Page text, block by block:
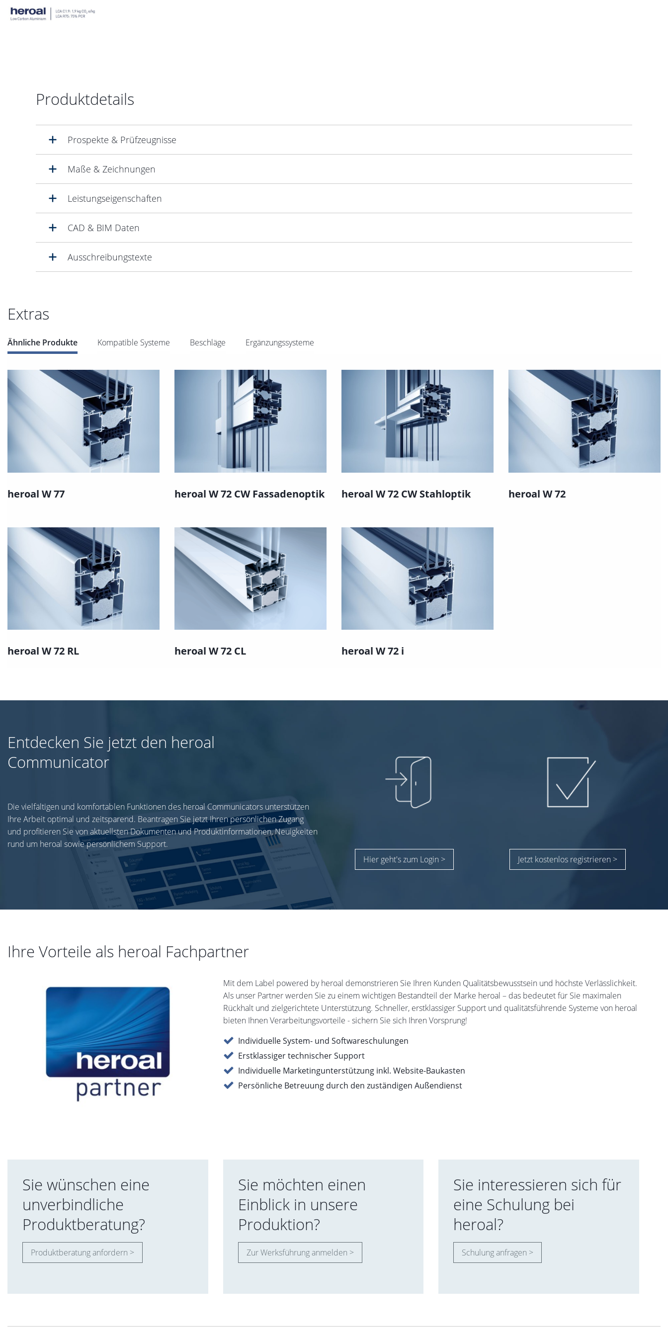
Produktdetails
Prospekte & Prüfzeugnisse
Maße & Zeichnungen
Leistungseigenschaften
CAD & BIM Daten
Ausschreibungstexte
Extras
Ähnliche Produkte Kompatible Systeme Beschläge Ergänzungssysteme
heroal W 77 heroal W 72 CW Fassadenoptik heroal W 72 CW Stahloptik heroal W 72
heroal W 72 RL heroal W 72 CL heroal W 72 i
Entdecken Sie jetzt den heroal
Communicator
Die vielfältigen und komfortablen Funktionen des heroal Communicators unterstützen
Ihre Arbeit optimal und zeitsparend. Beantragen Sie jetzt Ihren persönlichen Zugang
und profitieren Sie von aktuellsten Dokumenten und Produktinformationen, Neuigkeiten
rund um heroal sowie persönlichem Support.
Hier geht's zum Login >
Jetzt kostenlos registrieren >
Ihre Vorteile als heroal Fachpartner
Mit dem Label powered by heroal demonstrieren Sie Ihren Kunden Qualitätsbewusstsein und höchste Verlässlichkeit.
Als unser Partner werden Sie zu einem wichtigen Bestandteil der Marke heroal – das bedeutet für Sie maximalen
Rückhalt und zielgerichtete Unterstützung. Schneller, erstklassiger Support und qualitätsführende Systeme von heroal
bieten Ihnen Verarbeitungsvorteile - sichern Sie sich Ihren Vorsprung!
Individuelle System- und Softwareschulungen
Erstklassiger technischer Support
Individuelle Marketingunterstützung inkl. Website-Baukasten
Persönliche Betreuung durch den zuständigen Außendienst
Sie wünschen eine
unverbindliche
Produktberatung?
Produktberatung anfordern >
Sie möchten einen
Einblick in unsere
Produktion?
Zur Werksführung anmelden >
Sie interessieren sich für
eine Schulung bei
heroal?
Schulung anfragen >